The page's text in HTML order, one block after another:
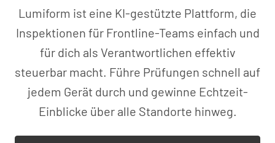
Lumiform ist eine KI-gestützte Plattform, die
Inspektionen für Frontline-Teams einfach und
für dich als Verantwortlichen effektiv
steuerbar macht. Führe Prüfungen schnell auf
jedem Gerät durch und gewinne Echtzeit-
Einblicke über alle Standorte hinweg.